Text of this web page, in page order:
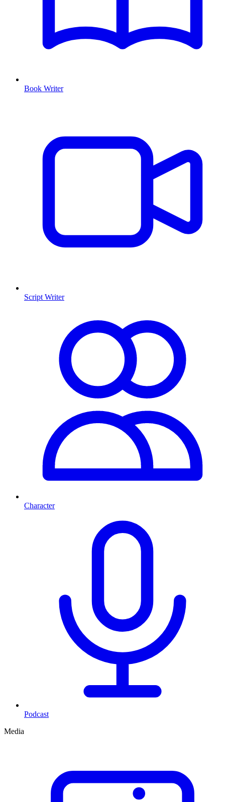
Book Writer
Script Writer
Character
Podcast
Media